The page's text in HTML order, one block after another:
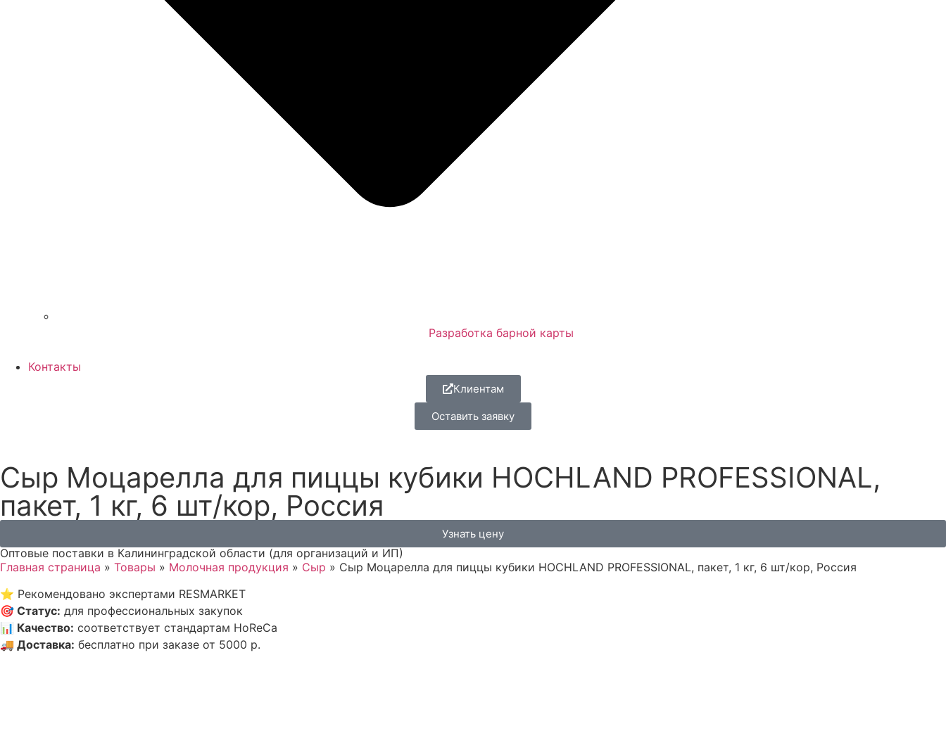
Разработка барной карты
Контакты
Клиентам
Оставить заявку
Сыр Моцарелла для пиццы кубики HOCHLAND PROFESSIONAL,
пакет, 1 кг, 6 шт/кор, Россия
Узнать цену
Оптовые поставки в Калининградской области (для организаций и ИП)
Главная страница » Товары » Молочная продукция » Сыр » Сыр Моцарелла для пиццы кубики HOCHLAND PROFESSIONAL, пакет, 1 кг, 6 шт/кор, Россия
⭐ Рекомендовано экспертами RESMARKET
🎯 Статус: для профессиональных закупок
📊 Качество: соответствует стандартам HoReCa
🚚 Доставка: бесплатно при заказе от 5000 р.